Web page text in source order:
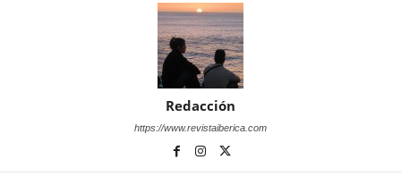
Redacción
https://www.revistaiberica.com